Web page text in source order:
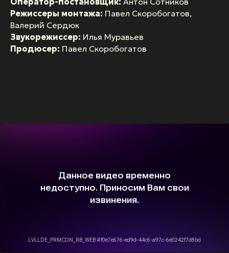
Режиссеры монтажа: Павел Скоробогатов,
Валерий Сердюк
Звукорежиссер: Илья Муравьев
Продюсер: Павел Скоробогатов